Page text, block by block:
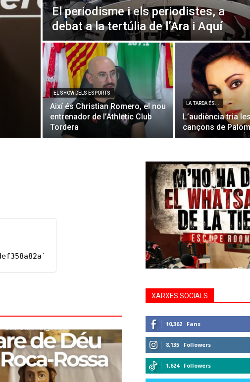
El periodisme i els periodistes, a
debat a la tertúlia de l’Ara i Aquí
EL SHOW DELS ESPORTS
Així és Christian Romero, el nou
entrenador de l’Athletic Club
Tordera
LA TARDA ÉS...
L’audiència tria
cançons de
XARXES SOCIALS
10,362 Fans
8,135 Followers
1,624 Followers